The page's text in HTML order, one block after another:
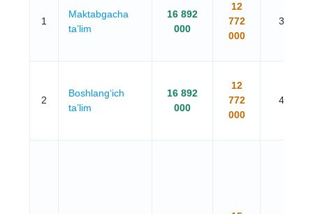
1
Maktabgacha
ta’lim
16 892
000
12
772
000
3 yil
2
Boshlang‘ich
ta’lim
16 892
000
12
772
000
4 yil